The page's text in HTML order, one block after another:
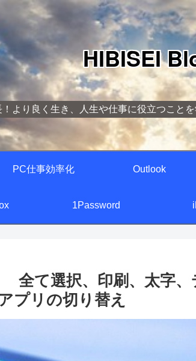
HIBISEI
！より良く生き、人生や仕事に役立つこと
PC仕事効率化 Outlook
1Password
全て選択、印刷、太字、
プリの切り替え